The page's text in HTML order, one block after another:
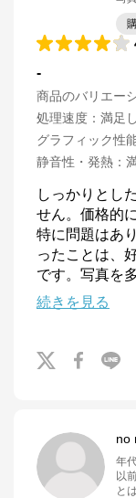
-
商品のバリエー
処理速度 ： 満足
グラフィック性
静音性・発熱 ：
しっかりとし
せん。価格的
特に問題はあ
ったことは、
です。写真を
続きを見る
no
年
以
と